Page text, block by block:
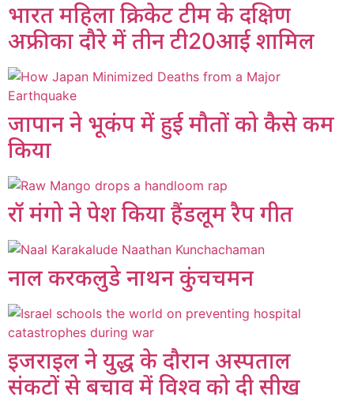
भारत महिला क्रिकेट टीम के दक्षिण
अफ्रीका दौरे में तीन टी20आई शामिल
जापान ने भूकंप में हुई मौतों को कैसे कम
किया
रॉ मंगो ने पेश किया हैंडलूम रैप गीत
नाल करकलुडे नाथन कुंचचमन
इजराइल ने युद्ध के दौरान अस्पताल
संकटों से बचाव में विश्व को दी सीख